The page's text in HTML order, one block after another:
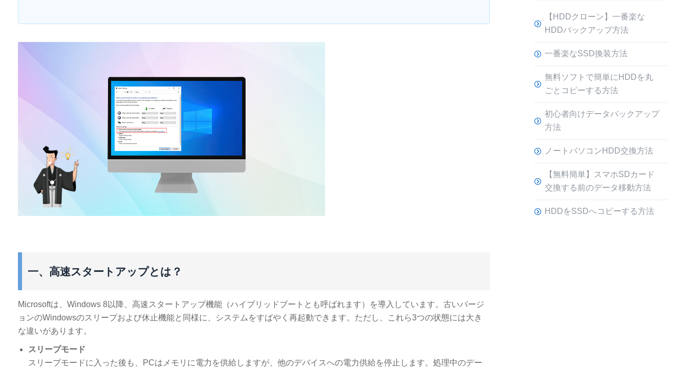
一、高速スタートアップとは？
Microsoftは、Windows 8以降、高速スタートアップ機能（ハイブリッドブートとも呼ばれます）を導入しています。古いバージ
ョンのWindowsのスリープおよび休止機能と同様に、システムをすばやく再起動できます。ただし、これら3つの状態には大き
な違いがあります。
スリープモード
スリープモードに入った後も、PCはメモリに電力を供給しますが、他のデバイスへの電力供給を停止します。処理中のデー
【HDDクローン】一番楽な
HDDバックアップ方法
一番楽なSSD換装方法
無料ソフトで簡単にHDDを丸
ごとコピーする方法
初心者向けデータバックアップ
方法
ノートパソコンHDD交換方法
【無料簡単】スマホSDカード
交換する前のデータ移動方法
HDDをSSDへコピーする方法